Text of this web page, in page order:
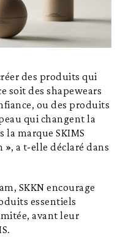
des produits qui
soit des shapewears
ou des produits
qui changent la
la marque SKIMS
a t-elle déclaré dans
SKKN encourage
essentiels
avant leur